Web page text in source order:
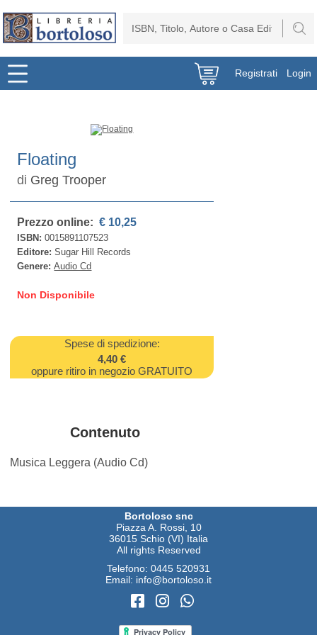
Registrati Login
Floating
di Greg Trooper
Prezzo online: € 10,25
ISBN:0015891107523
Editore:Sugar Hill Records
Genere:Audio Cd
Non Disponibile
Spese di spedizione:
4,40 €
oppure ritiro in negozio GRATUITO
Contenuto
Musica Leggera (Audio Cd)
Bortoloso snc
Piazza A. Rossi, 10
36015 Schio (VI) Italia
All rights Reserved
Telefono: 0445 520931
Email: info@bortoloso.it